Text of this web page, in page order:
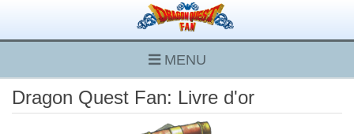
MENU
Dragon Quest Fan: Livre d'or